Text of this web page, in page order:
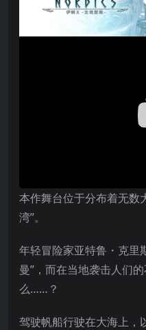
本作舞台位于分布着无数
湾”。
年轻冒险家亚特鲁・克里
曼”，而在当地袭击人们
么……？
驾驶帆船行驶在大海上，